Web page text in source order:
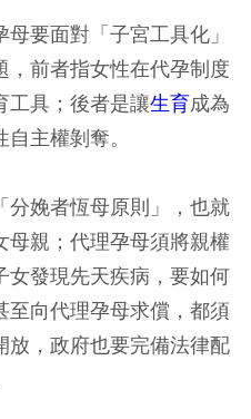
要面對「子宮工具化」
，前者指女性在代孕制度
工具；後者是讓生育成為
主權剝奪。
分娩者恆母原則」，也就
母親；代理孕母須將親權
女發現先天疾病，要如何
向代理孕母求償，都須
放，政府也要完備法律配